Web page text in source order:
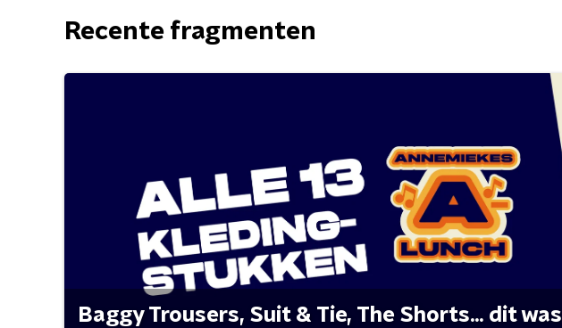
Recente fragmenten
Baggy Trousers, Suit & Tie, The Shorts... dit was